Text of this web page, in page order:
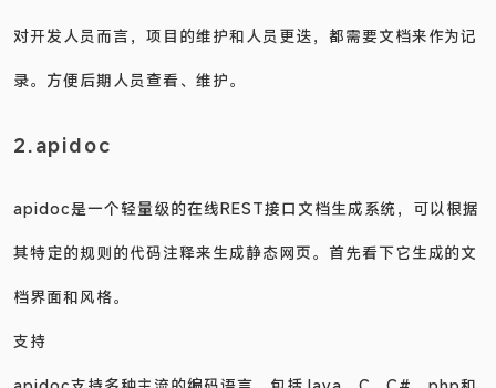
发。
对开发人员而言，项目的维护和人员更迭，都需要文档来作为记
apidoc是一个轻量级的在线REST接口文档生成系统，可以根据
其特定的规则的代码注释来生成静态网页。首先看下它生成的文
档界面和风格。
支持